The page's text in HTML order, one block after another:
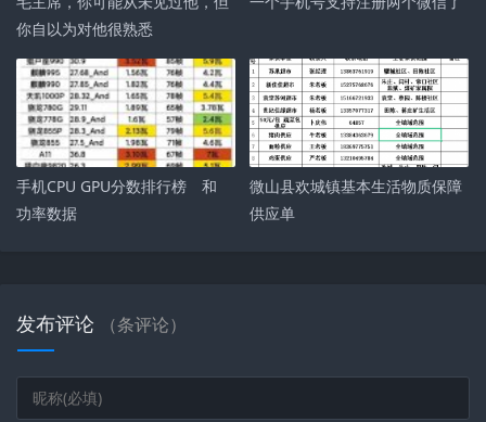
你自以为对他很熟悉
手机CPU GPU分数排行榜 和
功率数据
微山县欢城镇基本生活物质保障
供应单
发布评论 （条评论）